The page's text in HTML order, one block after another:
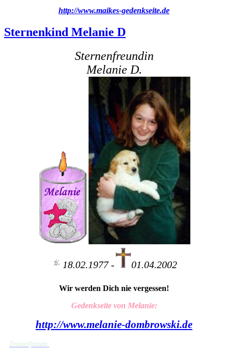
http://www.maikes-gedenkseite.de
Sternenkind Melanie D
Sternenfreundin
Melanie D.
18.02.1977 - 01.04.2002
Wir werden Dich nie vergessen!
Gedenkseite von Melanie:
http://www.melanie-dombrowski.de
Trauerforum